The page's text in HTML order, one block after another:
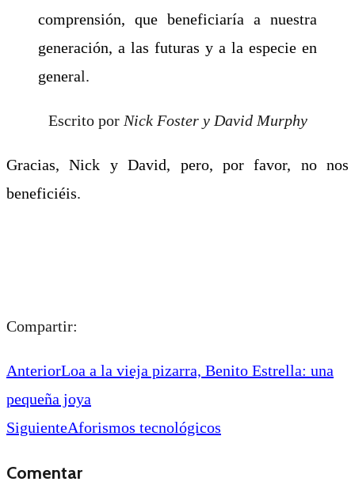
comprensión, que beneficiaría a nuestra
generación, a las futuras y a la especie en
general.
Escrito por Nick Foster y David Murphy
Gracias, Nick y David, pero, por favor, no nos
beneficiéis.
Compartir:
AnteriorLoa a la vieja pizarra, Benito Estrella: una
pequeña joya
SiguienteAforismos tecnológicos
Comentar